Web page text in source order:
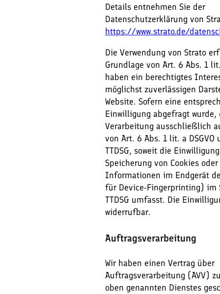
Details entnehmen Sie der
Datenschutzerklärung von
https://www.strato.de/
Die Verwendung von Strato
Grundlage von Art. 6 Abs. 1
haben ein berechtigtes
möglichst zuverlässigen
Website. Sofern eine
Einwilligung abgefragt
Verarbeitung ausschließlich
von Art. 6 Abs. 1 lit. a DSGVO
TTDSG, soweit die
Speicherung von Cookies
Informationen im Endgerät
für Device-Fingerprinting) im
TTDSG umfasst. Die
widerrufbar.
Auftragsverarbeitung
Wir haben einen Vertrag über
Auftragsverarbeitung (AVV)
oben genannten Dienstes